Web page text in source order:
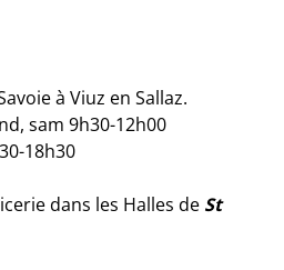
à Viuz en Sallaz.
sam 9h30-12h00
18h30
dans les Halles de St